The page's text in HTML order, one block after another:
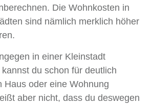
Die Wohnkosten in
sind nämlich merklich höher
in einer Kleinstadt
du schon für deutlich
Haus oder eine Wohnung
aber nicht, dass du deswegen